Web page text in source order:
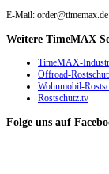
E-Mail: order@timemax.de
Weitere TimeMAX
TimeMAX-
Offroad-
Wohnmobil-
Rostschutz.tv
Folge uns auf